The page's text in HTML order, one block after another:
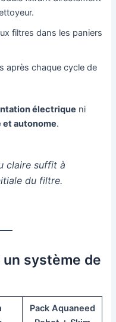
filtres dans les paniers
après chaque cycle de
électrique ni
et autonome.
claire suffit à
du filtre.
un système de
Pack Aquaneed